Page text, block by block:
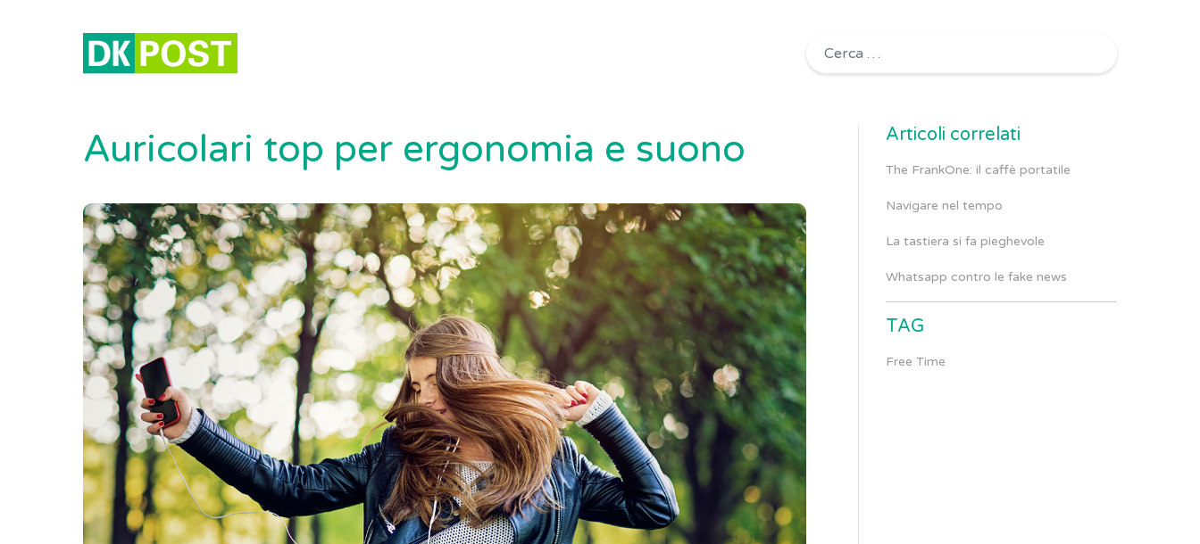
Ricerca per:
Auricolari top per ergonomia e suono Articoli correlati
The FrankOne: il caffè portatile
Navigare nel tempo
La tastiera si fa pieghevole
Whatsapp contro le fake news
TAG
Free Time